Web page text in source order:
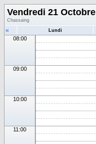
Vendredi 21 Octobre
Chassaing
« Lundi
08:00
09:00
10:00
11:00